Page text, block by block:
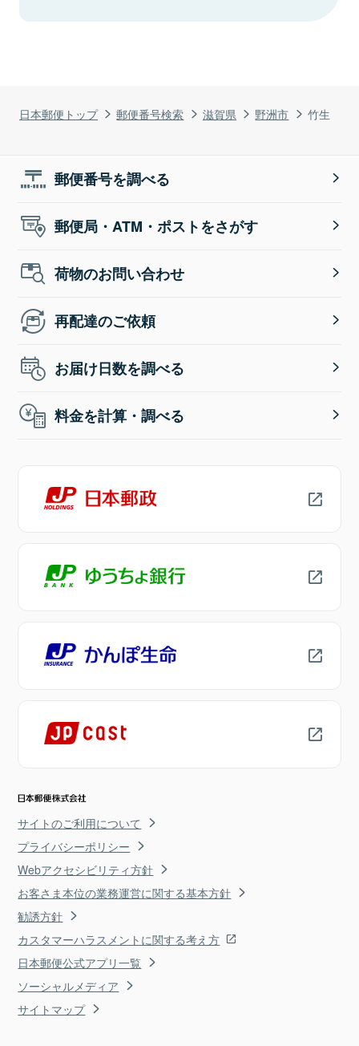
日本郵便トップ 郵便番号検索 滋賀県 野洲市 竹生
郵便番号を調べる
郵便局・ATM・ポストをさがす
荷物のお問い合わせ
再配達のご依頼
お届け日数を調べる
料金を計算・調べる
サイトのご利用について
プライバシーポリシー
Webアクセシビリティ方針
お客さま本位の業務運営に関する基本方針
勧誘方針
カスタマーハラスメントに関する考え方
日本郵便公式アプリ一覧
ソーシャルメディア
サイトマップ